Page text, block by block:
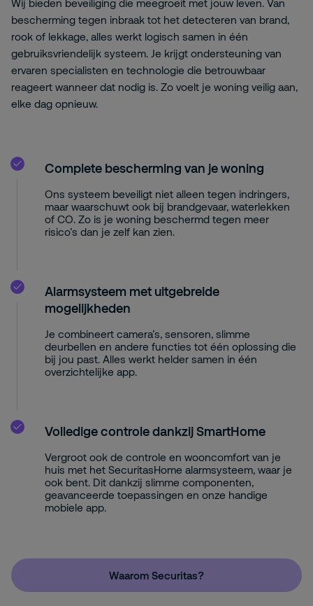
Wij bieden beveiliging die meegroeit met jouw leven. Van
bescherming tegen inbraak tot het detecteren van brand,
rook of lekkage, alles werkt logisch samen in één
gebruiksvriendelijk systeem. Je krijgt ondersteuning van
ervaren specialisten en technologie die betrouwbaar
reageert wanneer dat nodig is. Zo voelt je woning veilig aan,
elke dag opnieuw.
Complete bescherming van je woning
Ons systeem beveiligt niet alleen tegen indringers,
maar waarschuwt ook bij brandgevaar, waterlekken
of CO. Zo is je woning beschermd tegen meer
risico’s dan je zelf kan zien.
Alarmsysteem met uitgebreide
mogelijkheden
Je combineert camera’s, sensoren, slimme
deurbellen en andere functies tot één oplossing die
bij jou past. Alles werkt helder samen in één
overzichtelijke app.
Volledige controle dankzij SmartHome
Vergroot ook de controle en wooncomfort van je
huis met het SecuritasHome alarmsysteem, waar je
ook bent. Dit dankzij slimme componenten,
geavanceerde toepassingen en onze handige
mobiele app.
Waarom Securitas?